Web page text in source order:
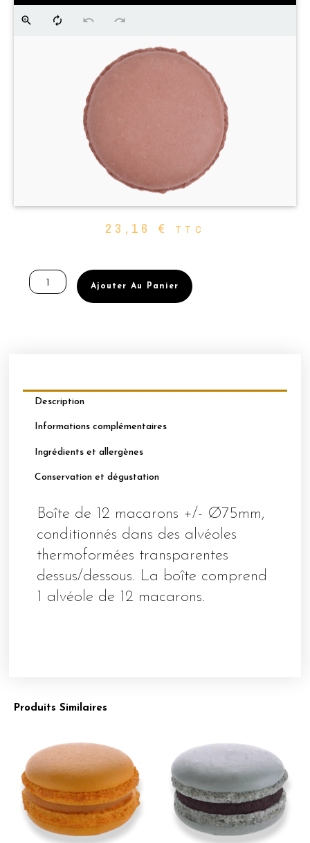
23,16 € TTC
de
BOÎTE
CHOCOLAT
NOIR
Ajouter Au Panier
Description
Informations complémentaires
Ingrédients et allergènes
Conservation et dégustation
Boîte de 12 macarons +/- Ø75mm,
conditionnés dans des alvéoles
thermoformées transparentes
dessus/dessous. La boîte comprend
1 alvéole de 12 macarons.
Produits Similaires